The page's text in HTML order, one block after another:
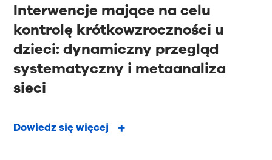
Interwencje mające na celu
kontrolę krótkowzroczności u
dzieci: dynamiczny przegląd
systematyczny i metaanaliza
sieci
Dowiedz się więcej